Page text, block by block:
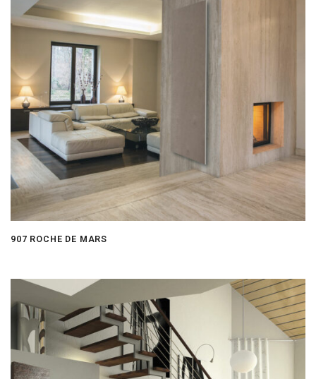
907 ROCHE DE MARS